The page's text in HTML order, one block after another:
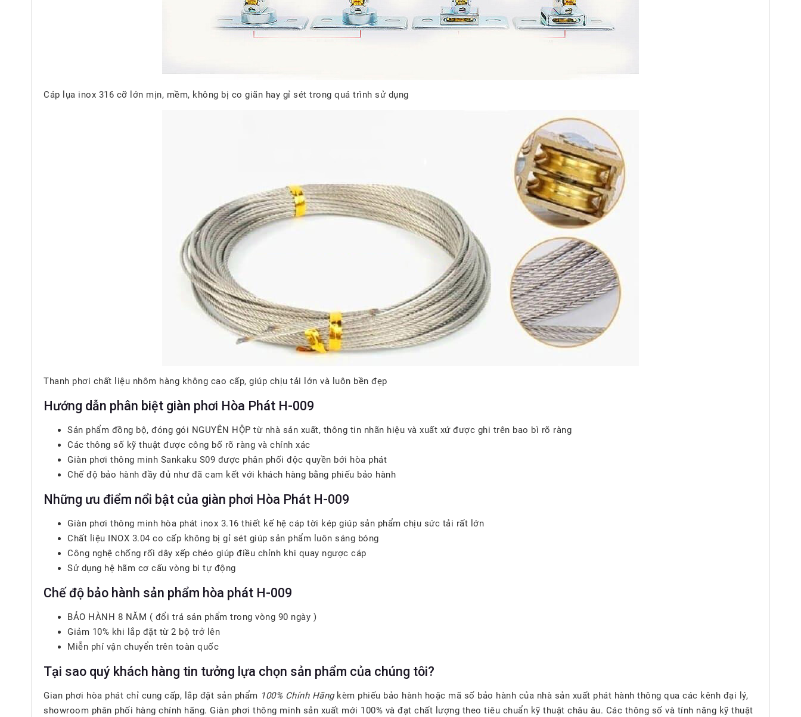
Cáp lụa inox 316 cỡ lớn mịn, mềm, không bị co giãn hay gỉ sét trong quá trình sử dụng
Thanh phơi chất liệu nhôm hàng không cao cấp, giúp chịu tải lớn và luôn bền đẹp
Hướng dẫn phân biệt giàn phơi Hòa Phát H-009
Sản phẩm đồng bộ, đóng gói NGUYÊN HỘP từ nhà sản xuất, thông tin nhãn hiệu và xuất xứ được ghi trên bao bì rõ ràng
Các thông số kỹ thuật được công bố rõ ràng và chính xác
Giàn phơi thông minh Sankaku S09 được phân phối độc quyền bới hòa phát
Chế độ bảo hành đầy đủ như đã cam kết với khách hàng bằng phiếu bảo hành
Những ưu điểm nổi bật của giàn phơi Hòa Phát H-009
Giàn phơi thông minh hòa phát inox 3.16 thiết kế hệ cáp tời kép giúp sản phẩm chịu sức tải rất lớn
Chất liệu INOX 3.04 co cấp không bị gỉ sét giúp sản phẩm luôn sáng bóng
Công nghệ chống rối dây xếp chéo giúp điều chỉnh khi quay ngược cáp
Sử dụng hệ hãm cơ cấu vòng bi tự động
Chế độ bảo hành sản phẩm hòa phát H-009
BẢO HÀNH 8 NĂM ( đổi trả sản phẩm trong vòng 90 ngày )
Giảm 10% khi lắp đặt từ 2 bộ trở lên
Miễn phí vận chuyển trên toàn quốc
Tại sao quý khách hàng tin tưởng lựa chọn sản phẩm của chúng tôi?
Gian phơi hòa phát chỉ cung cấp, lắp đặt sản phẩm 100% Chính Hãngkèm phiếu bảo hành hoặc mã số bảo hành của nhà sản xuất phát hành thông qua các kênh đại lý,
showroom phân phối hàng chính hãng. Giàn phơi thông minh sản xuất mới 100% và đạt chất lượng theo tiêu chuẩn kỹ thuật châu âu. Các thông số và tính năng kỹ thuật